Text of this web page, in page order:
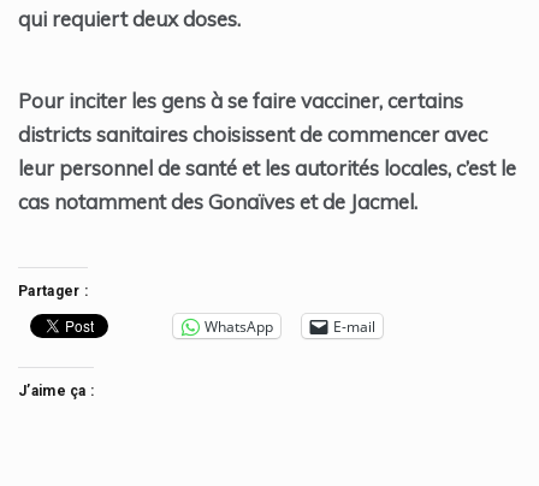
qui requiert deux doses.
Pour inciter les gens à se faire vacciner, certains
districts sanitaires choisissent de commencer avec
leur personnel de santé et les autorités locales, c’est le
cas notamment des Gonaïves et de Jacmel.
Partager :
WhatsApp E-mail
J’aime ça :